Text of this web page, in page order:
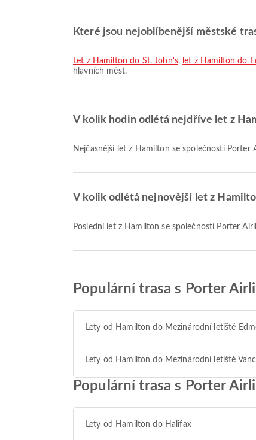
Které jsou nejoblíbenější městské
let z Hamilton do St. John's, let z Hamilton do
hlavních měst.
V kolik hodin odlétá nejdříve let z
Nejčasnější let z Hamilton se společností
V kolik odlétá nejnovější let z
Poslední let z Hamilton se společností Porter
Populární trasa s Porter
Lety od Hamilton do Mezinárodní letiště
Lety od Hamilton do Mezinárodní letiště
Populární trasa s Porter
Lety od Hamilton do Halifax